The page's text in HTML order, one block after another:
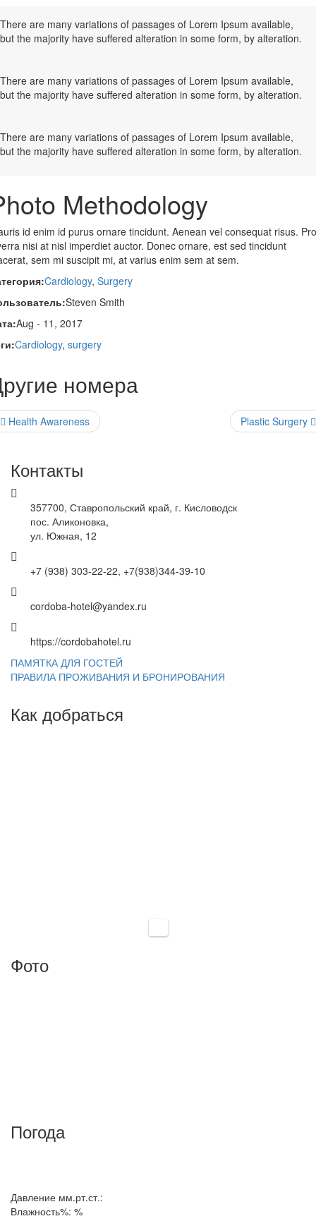
There are many variations of passages of Lorem Ipsum available,
but the majority have suffered alteration in some form, by alteration.
There are many variations of passages of Lorem Ipsum available,
but the majority have suffered alteration in some form, by alteration.
There are many variations of passages of Lorem Ipsum available,
but the majority have suffered alteration in some form, by alteration.
Methodology
id enim id purus ornare tincidunt. Aenean vel consequat risus.
nisi at nisl imperdiet auctor. Donec ornare, est sed tincidunt
sem mi suscipit mi, at varius enim sem at sem.
Cardiology, Surgery
Steven Smith
Aug - 11, 2017
Cardiology, surgery
номера
Health Awareness Plastic Surgery
Контакты
357700, Ставропольский край, г. Кисловодск
пос. Аликоновка,
ул. Южная, 12
+7 (938) 303-22-22, +7(938)344-39-10
cordoba-hotel@yandex.ru
https://cordobahotel.ru
ПАМЯТКА ДЛЯ ГОСТЕЙ
ПРАВИЛА ПРОЖИВАНИЯ И БРОНИРОВАНИЯ
Как добраться
Фото
Погода
Давление мм.рт.ст.:
Влажность%: %